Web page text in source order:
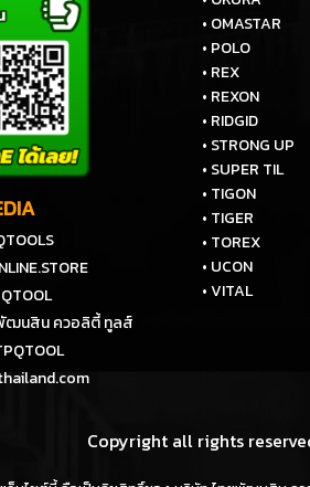
พัฒนสิน ควอลิตี้ ทูลส์
• OMASTAR
• POLO
• REX
• REXON
• RIDGID
• STRONG UP
• SUPER TIL
• TIGON
• TIGER
• TOREX
• UCON
• VITAL
Copyright all rights